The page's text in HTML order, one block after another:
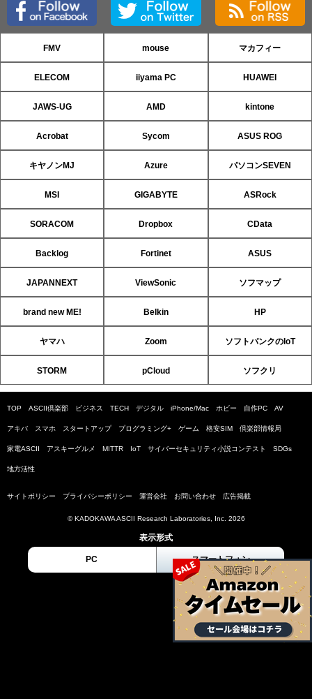
FMV mouse マカフィー
ELECOM iiyama PC HUAWEI
JAWS-UG AMD kintone
Acrobat Sycom ASUS ROG
キヤノンMJ Azure パソコンSEVEN
MSI GIGABYTE ASRock
SORACOM Dropbox CData
Backlog Fortinet ASUS
JAPANNEXT ViewSonic ソフマップ
brand new ME! Belkin HP
ヤマハ Zoom ソフトバンクのIoT
STORM pCloud ソフクリ
TOP ASCII倶楽部 ビジネス TECH デジタル iPhone/Mac ホビー 自作PC AV
アキバ スマホ スタートアップ プログラミング+ ゲーム 格安SIM 倶楽部情報局
家電ASCII アスキーグルメ MITTR IoT サイバーセキュリティ小説コンテスト SDGs
地方活性
サイトポリシー プライバシーポリシー 運営会社 お問い合わせ 広告掲載
© KADOKAWA ASCII Research Laboratories, Inc. 2026
表示形式
PC スマートフォン